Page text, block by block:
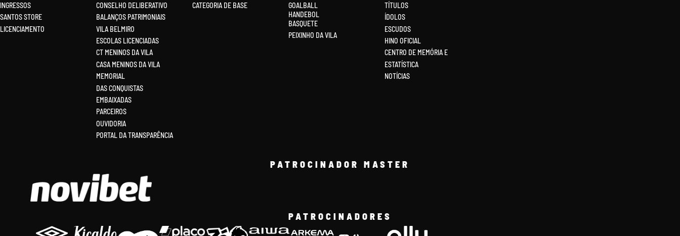
INGRESSOS
SANTOS STORE
LICENCIAMENTO
CONSELHO DELIBERATIVO
BALANÇOS PATRIMONIAIS
VILA BELMIRO
ESCOLAS LICENCIADAS
CT MENINOS DA VILA
CASA MENINOS DA VILA
MEMORIAL
DAS CONQUISTAS
EMBAIXADAS
PARCEIROS
OUVIDORIA
PORTAL DA TRANSPARÊNCIA
CATEGORIA DE BASE
GOALBALL
HANDEBOL
BASQUETE
PEIXINHO DA VILA
TÍTULOS
ÍDOLOS
ESCUDOS
HINO OFICIAL
CENTRO DE MEMÓRIA E
ESTATÍSTICA
NOTÍCIAS
PATROCINADOR MASTER
PATROCINADORES